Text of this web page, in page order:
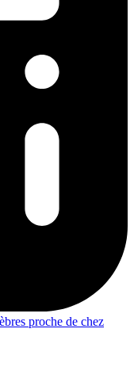
proche de chez